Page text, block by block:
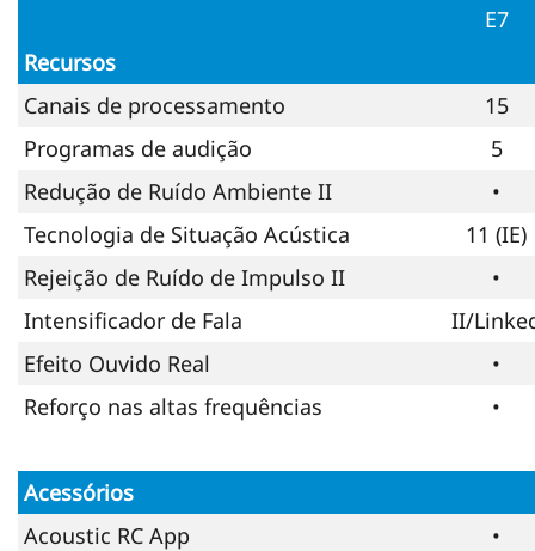
E7
Recursos
Canais de processamento
15
Programas de audição
5
Redução de Ruído Ambiente II
•
Tecnologia de Situação Acústica
11 (IE)
Rejeição de Ruído de Impulso II
•
Intensificador de Fala
II/
Efeito Ouvido Real
•
Reforço nas altas frequências
•
Acessórios
Acoustic RC App
•